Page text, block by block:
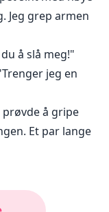
Jeg grep armen
å slå meg!"
jeg en
prøvde å gripe
Et par lange